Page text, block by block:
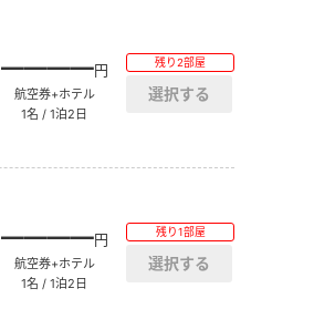
――――円
航空券+ホテル
1名 / 1泊2日
残り2部屋
――――円
航空券+ホテル
1名 / 1泊2日
残り1部屋